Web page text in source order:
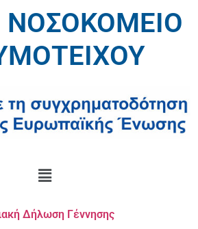
ΝΟΣΟΚΟΜΕΙΟ
Δήλωση Γέννησης